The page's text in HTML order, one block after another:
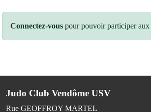
Connectez-vous pour pouvoir participer aux
Judo Club Vendôme USV
Rue GEOFFROY MARTEL